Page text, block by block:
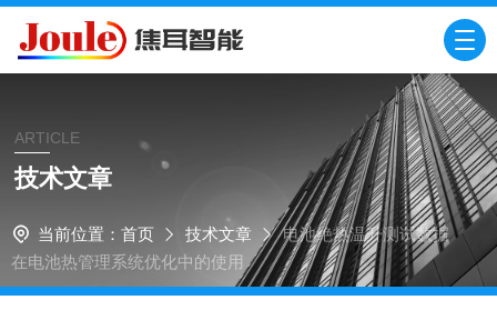
ARTICLE
技术文章
当前位置： 首页 技术文章
电池绝热温升测试数据
在电池热管理系统优化中的使用